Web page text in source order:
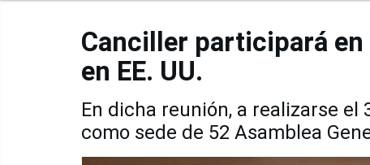
Canciller participará en
en EE. UU.
En dicha reunión, a realizarse
como sede de 52 Asamblea